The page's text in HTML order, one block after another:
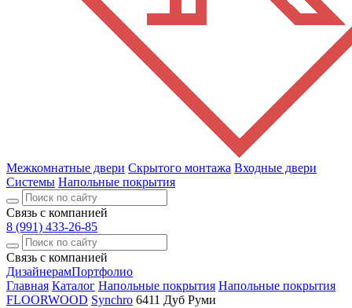
Межкомнатные двери Скрытого монтажа Входные двери
Системы Напольные покрытия
Связь с компанией
8 (991) 433-26-85
Связь с компанией
ДизайнерамПортфолио
Главная Каталог Напольные покрытия Напольные покрытия
FLOORWOOD Synchro 6411 Дуб Руми